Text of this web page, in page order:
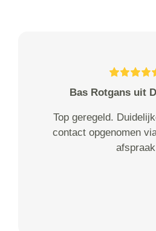
Bas Rotgans uit
Top geregeld.
contact opgenomen
afspraak